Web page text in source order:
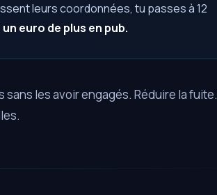
leurs coordonnées, tu passes à 12
euro de plus en pub.
les avoir engagés. Réduire la fuite.